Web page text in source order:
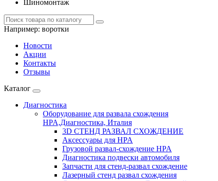
Шиномонтаж
Например: воротки
Новости
Акции
Контакты
Отзывы
Каталог
Диагностика
Оборудование для развала схождения
HPA,Диагностика, Италия
3D СТЕНД РАЗВАЛ СХОЖДЕНИЕ
Аксессуары для HPA
Грузовой развал-схождение HPA
Диагностика подвески автомобиля
Запчасти для стенд-развал схождение
Лазерный стенд развал схождения